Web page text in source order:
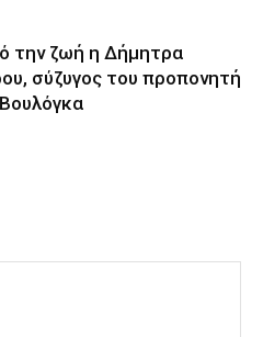
την ζωή η Δήμητρα
σύζυγος του προπονητή